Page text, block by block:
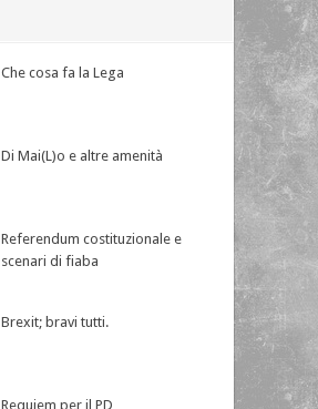
Che cosa fa la Lega
Di Mai(L)o e altre amenità
Referendum costituzionale e
scenari di fiaba
Brexit; bravi tutti.
Requiem per il PD